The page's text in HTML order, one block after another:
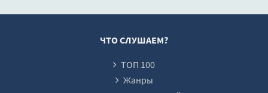
ЧТО СЛУШАЕМ?
ТОП 100
Жанры